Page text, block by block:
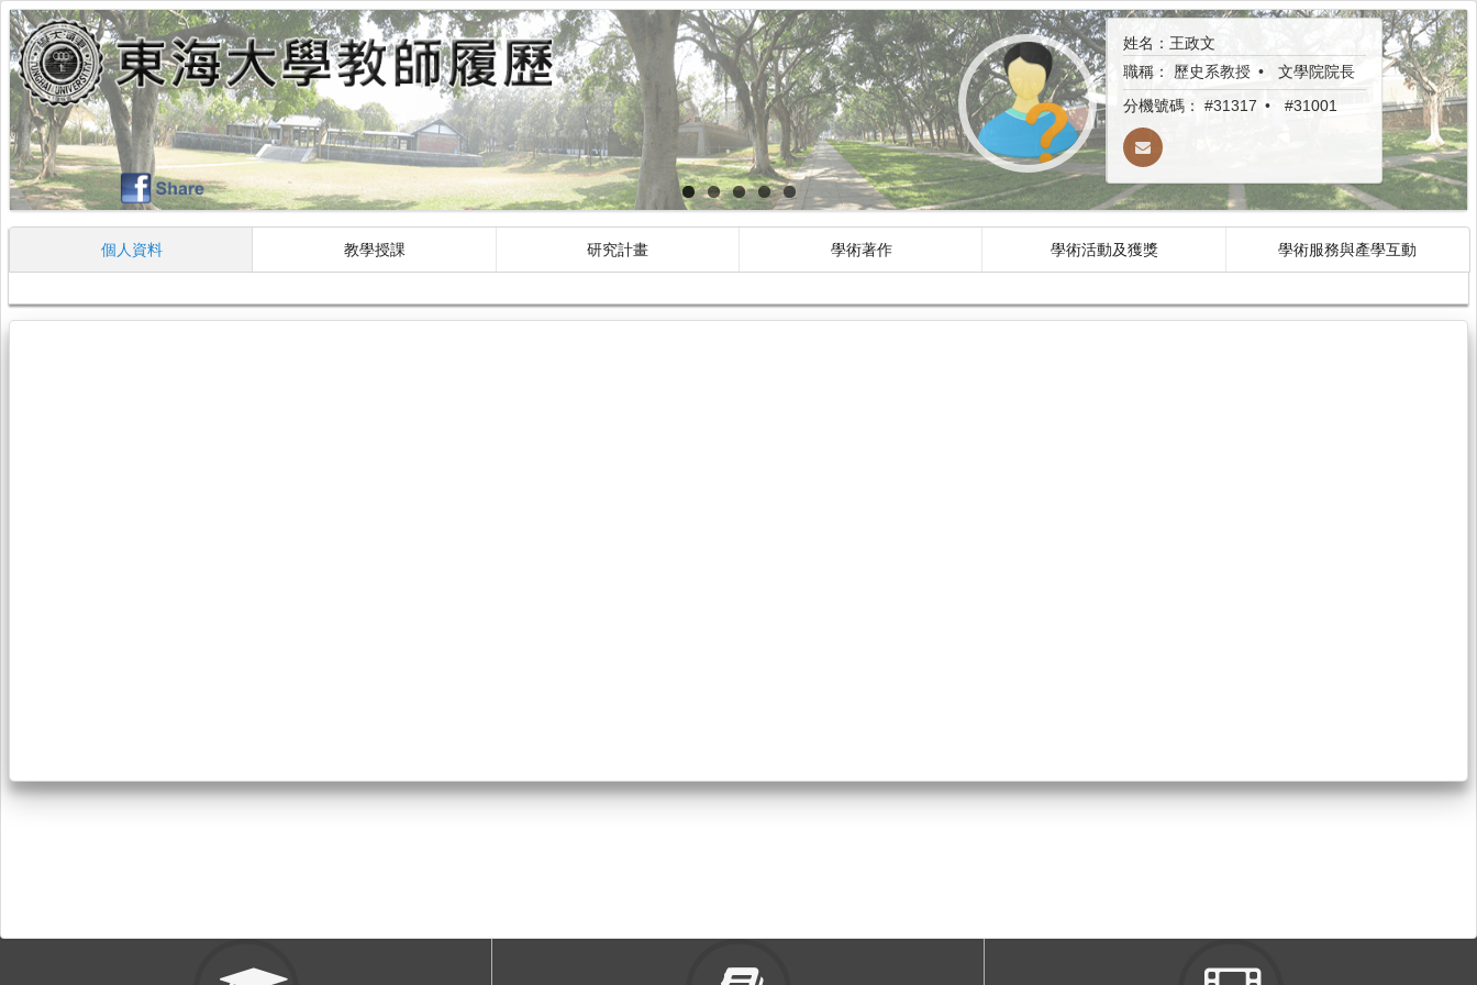
姓名：王政文
職稱： 歷史系教授
文學院院長
分機號碼： #31317 #31001
個人資料 教學授課 研究計畫 學術著作 學術活動及獲獎 學術服務與產學互動